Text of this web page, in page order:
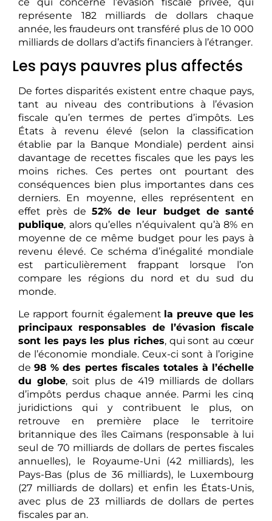
représente 182 milliards de dollars chaque
année, les fraudeurs ont transféré plus de 10 000
milliards de dollars d’actifs financiers à l’étranger.
Les pays pauvres plus affectés
De fortes disparités existent entre chaque pays,
tant au niveau des contributions à l’évasion
fiscale qu’en termes de pertes d’impôts. Les
États à revenu élevé (selon la classification
établie par la Banque Mondiale) perdent ainsi
davantage de recettes fiscales que les pays les
moins riches. Ces pertes ont pourtant des
conséquences bien plus importantes dans ces
derniers. En moyenne, elles représentent en
effet près de 52% de leur budget de santé
publique, alors qu’elles n’équivalent qu’à 8% en
moyenne de ce même budget pour les pays à
revenu élevé. Ce schéma d’inégalité mondiale
est particulièrement frappant lorsque l’on
compare les régions du nord et du sud du
monde.
Le rapport fournit également la preuve que les
principaux responsables de l’évasion fiscale
sont les pays les plus riches, qui sont au cœur
de l’économie mondiale. Ceux-ci sont à l’origine
de98 % des pertes fiscales totales à l’échelle
du globe, soit plus de 419 milliards de dollars
d’impôts perdus chaque année. Parmi les cinq
juridictions qui y contribuent le plus, on
retrouve en première place le territoire
britannique des îles Caïmans (responsable à lui
seul de 70 milliards de dollars de pertes fiscales
annuelles), le Royaume-Uni (42 milliards), les
Pays-Bas (plus de 36 milliards), le Luxembourg
(27 milliards de dollars) et enfin les États-Unis,
avec plus de 23 milliards de dollars de pertes
fiscales par an.